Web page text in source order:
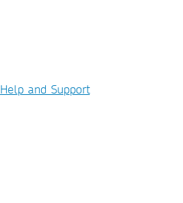
Help and Support